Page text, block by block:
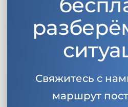
Свяжитесь с
маршрут